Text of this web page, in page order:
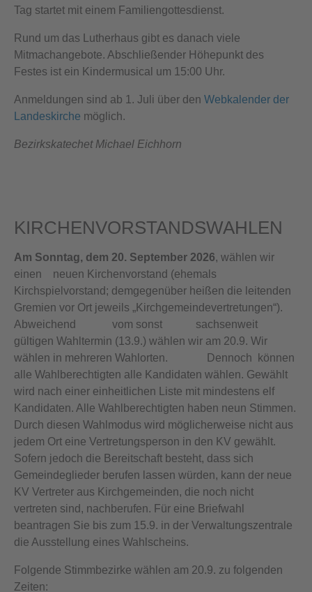
Tag startet mit einem Familiengottesdienst.
Rund um das Lutherhaus gibt es danach viele
Mitmachangebote. Abschließender Höhepunkt des
Festes ist ein Kindermusical um 15:00 Uhr.
Anmeldungen sind ab 1. Juli über den Webkalender der
Landeskirche möglich.
Bezirkskatechet Michael Eichhorn
KIRCHENVORSTANDSWAHLEN
Am Sonntag, dem 20. September 2026, wählen wir
einen neuen Kirchenvorstand (ehemals
Kirchspielvorstand; demgegenüber heißen die leitenden
Gremien vor Ort jeweils „Kirchgemeindevertretungen“).
Abweichend vom sonst sachsenweit
gültigen Wahltermin (13.9.) wählen wir am 20.9. Wir
wählen in mehreren Wahlorten. Dennoch können
alle Wahlberechtigten alle Kandidaten wählen. Gewählt
wird nach einer einheitlichen Liste mit mindestens elf
Kandidaten. Alle Wahlberechtigten haben neun Stimmen.
Durch diesen Wahlmodus wird möglicherweise nicht aus
jedem Ort eine Vertretungsperson in den KV gewählt.
Sofern jedoch die Bereitschaft besteht, dass sich
Gemeindeglieder berufen lassen würden, kann der neue
KV Vertreter aus Kirchgemeinden, die noch nicht
vertreten sind, nachberufen. Für eine Briefwahl
beantragen Sie bis zum 15.9. in der Verwaltungszentrale
die Ausstellung eines Wahlscheins.
Folgende Stimmbezirke wählen am 20.9. zu folgenden
Zeiten: